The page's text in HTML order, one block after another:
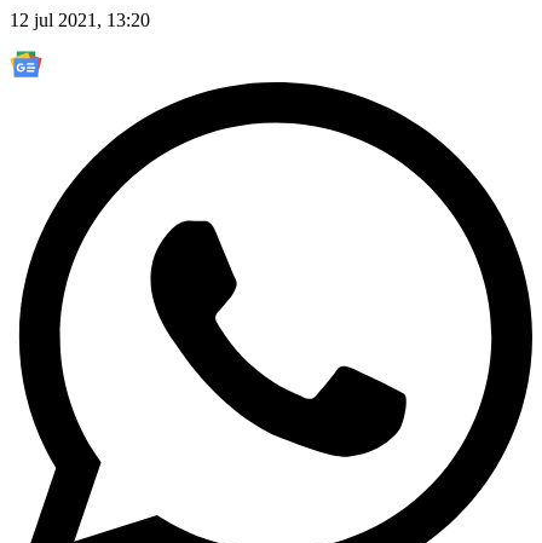
12 jul 2021, 13:20